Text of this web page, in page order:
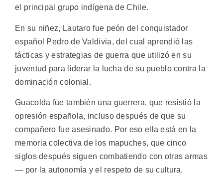
el principal grupo indígena de Chile.
En su niñez, Lautaro fue peón del conquistador
español Pedro de Valdivia, del cual aprendió las
tácticas y estrategias de guerra que utilizó en su
juventud para liderar la lucha de su pueblo contra la
dominación colonial.
Guacolda fue también una guerrera, que resistió la
opresión española, incluso después de que su
compañero fue asesinado. Por eso ella está en la
memoria colectiva de los mapuches, que cinco
siglos después siguen combatiendo con otras armas
— por la autonomía y el respeto de su cultura.